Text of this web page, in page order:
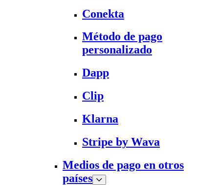
Conekta
Método de pago
personalizado
Dapp
Clip
Klarna
Stripe by Wava
Medios de pago en otros
países